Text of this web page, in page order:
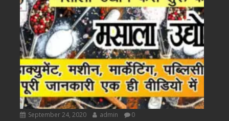
September 24, 2020 admin 0